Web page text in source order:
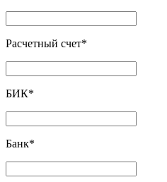
Расчетный счет*
БИК*
Банк*